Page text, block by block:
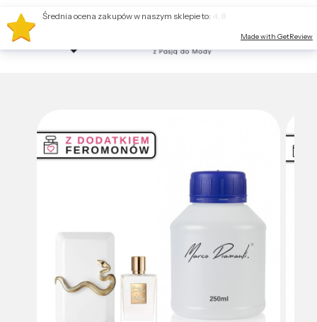
Średnia ocena zakupów w naszym sklepie to:
Made with GetReview